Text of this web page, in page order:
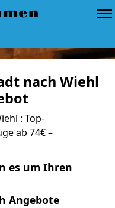
nach Wiehl
: Top-
ab 74€ –
es um Ihren
Angebote